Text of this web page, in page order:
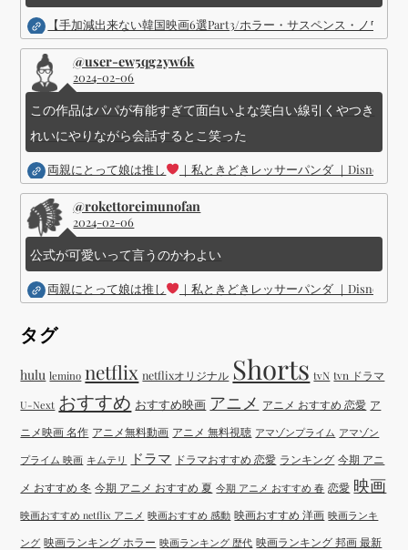
【手加減出来ない韓国映画6選Part3/ホラー・サスペンス・ノワー
@user-ew5qg2yw6k
2024-02-06
この作品はパパが有能すぎて面白いよな笑白い線引くやつき
れいにやりながら会話するとこ笑った
両親にとって娘は推し ｜私ときどきレッサーパンダ ｜Disney (
@rokettoreimunofan
2024-02-06
公式が可愛いって言うのかわよい
両親にとって娘は推し ｜私ときどきレッサーパンダ ｜Disney (
タグ
hulu lemino netflix netflixオリジナル Shorts tvN tvn ドラマ
U-Next おすすめ おすすめ映画 アニメ アニメ おすすめ 恋愛 ア
ニメ映画 名作 アニメ無料動画 アニメ 無料視聴 アマゾンプライム アマゾン
プライム 映画 キムテリ ドラマ ドラマおすすめ 恋愛 ランキング 今期 アニ
メ おすすめ 冬 今期 アニメ おすすめ 夏 今期 アニメ おすすめ 春 恋愛 映画
映画おすすめ netflix アニメ 映画おすすめ 感動 映画おすすめ 洋画 映画ランキ
ング 映画ランキング ホラー 映画ランキング 歴代 映画ランキング 邦画 最新